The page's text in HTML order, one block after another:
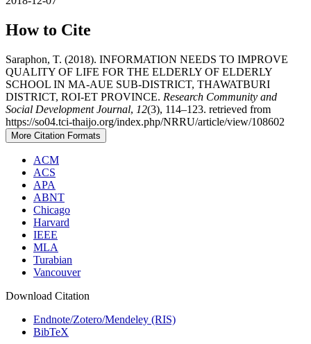
How to Cite
Saraphon, T. (2018). INFORMATION NEEDS TO IMPROVE
QUALITY OF LIFE FOR THE ELDERLY OF ELDERLY
SCHOOL IN MA-AUE SUB-DISTRICT, THAWATBURI
DISTRICT, ROI-ET PROVINCE. Research Community and
Social Development Journal, 12(3), 114–123. retrieved from
https://so04.tci-thaijo.org/index.php/NRRU/article/view/108602
More Citation Formats
ACM
ACS
APA
ABNT
Chicago
Harvard
IEEE
MLA
Turabian
Vancouver
Download Citation
Endnote/Zotero/Mendeley (RIS)
BibTeX